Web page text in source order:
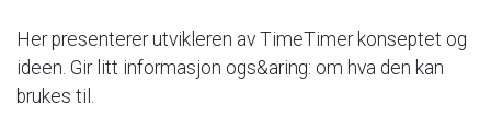
Her presenterer utvikleren av TimeTimer konseptet og
ideen. Gir litt informasjon ogs&aring: om hva den kan
brukes til.